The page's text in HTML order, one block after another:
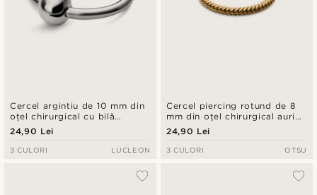
Cercel argintiu de 10 mm din
oțel chirurgical cu bilă
captivă
24,90 Lei
3 CULORI LUCLEON
Cercel piercing rotund de 8
mm din oțel chirurgical auriu
răsucit
24,90 Lei
3 CULORI OTSU